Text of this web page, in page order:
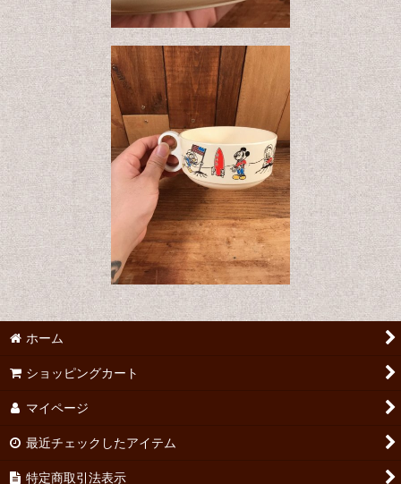
ホーム
ショッピングカート
マイページ
最近チェックしたアイテム
特定商取引法表示